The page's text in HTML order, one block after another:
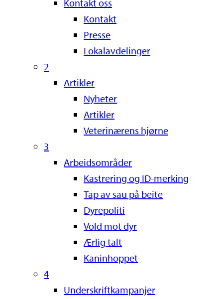
Kontakt oss
Kontakt
Presse
Lokalavdelinger
2
Artikler
Nyheter
Artikler
Veterinærens hjørne
3
Arbeidsområder
Kastrering og ID-merking
Tap av sau på beite
Dyrepoliti
Vold mot dyr
Ærlig talt
Kaninhoppet
4
Underskriftkampanjer